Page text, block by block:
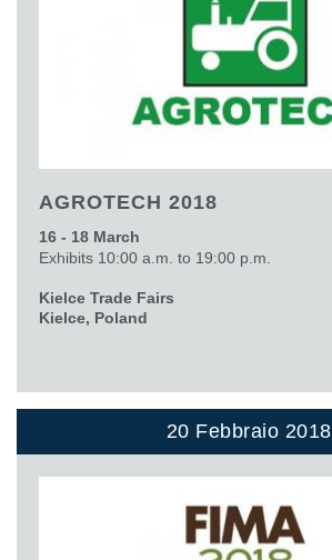
AGROTECH 2018
16 - 18 March
Exhibits 10:00 a.m. to 19:00 p.m.
Kielce Trade Fairs
Kielce, Poland
20 Febbraio 2018